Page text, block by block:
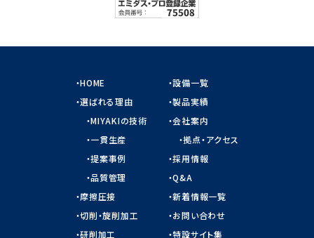
HOME
選ばれる理由
MIYAKIの技術
一貫生産
提案事例
品質管理
摩擦圧接
切削・旋削加工
研削加工
設備一覧
製品実績
会社案内
拠点・アクセス
採用情報
Q&A
新着情報一覧
お問い合わせ
特設サイト集